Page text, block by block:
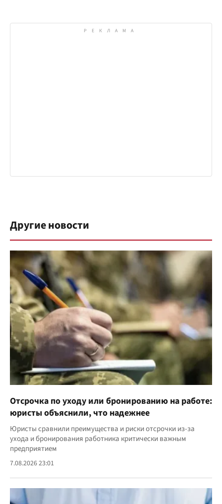
Другие новости
Отсрочка по уходу или бронированию на работе:
юристы объяснили, что надежнее
Юристы сравнили преимущества и риски отсрочки из-за
ухода и бронирования работника критически важным
предприятием
7.08.2026 23:01